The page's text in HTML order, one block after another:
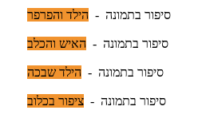
סיפור בתמונה - הילד והפרפר
סיפור בתמונה - האיש והכלב
סיפור בתמונה - הילד שבכה
סיפור בתמונה - ציפור בכלוב